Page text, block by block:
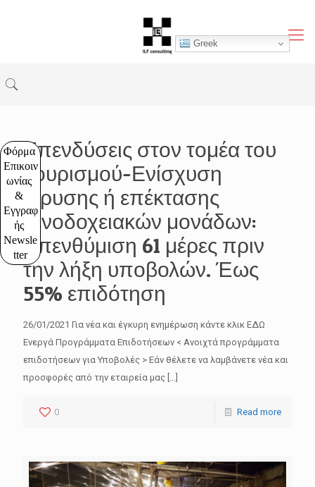
Φόρμα
Επικοιν
ωνίας
&
Εγγραφ
ής
Newsle
tter
Επενδύσεις στον τομέα του
Τουρισμού-Ενίσχυση
ίδρυσης ή επέκτασης
ξενοδοχειακών μονάδων:
Υπενθύμιση 61 μέρες πριν
την λήξη υποβολών. Έως
55% επιδότηση
26/01/2021 Για νέα και έγκυρη ενημέρωση κάντε κλικ ΕΔΩ
Ενεργά Προγράμματα Επιδοτήσεων < Ανοιχτά προγράμματα
επιδοτήσεων για Υποβολές > Εάν θέλετε να λαμβάνετε νέα και
προσφορές από την εταιρεία μας […]
0 Read more
Greek